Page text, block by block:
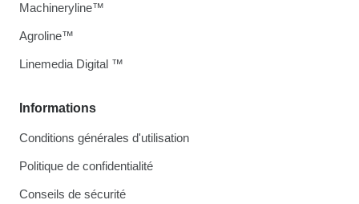
Informations
Conditions générales d'utilisation
Politique de confidentialité
Conseils de sécurité
Machineryline™
Agroline™
Linemedia Digital ™